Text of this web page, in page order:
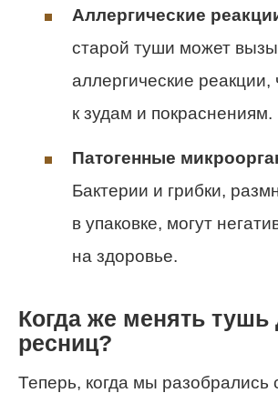
Аллергические
старой туши может
аллергические реакции,
к зудам и покраснениям.
Патогенные
Бактерии и грибки,
в упаковке, могут
на здоровье.
Когда же менять тушь
ресниц?
Теперь, когда мы разобрались